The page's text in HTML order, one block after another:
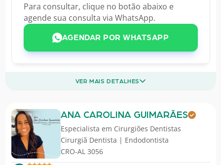
Para consultar, clique no botão abaixo e
agende sua consulta via WhatsApp.
AGENDAR POR WHATSAPP
VER MAIS DETALHES
ANA CAROLINA GUIMARÃES
Especialista em Cirurgiões Dentistas
Cirurgiã Dentista | Endodontista
CRO-AL 3056